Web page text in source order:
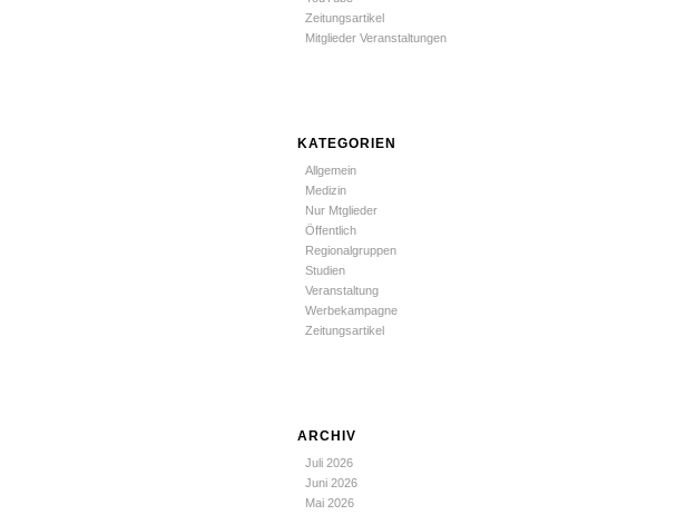
Zeitungsartikel
Mitglieder Veranstaltungen
KATEGORIEN
Allgemein
Medizin
Nur Mtglieder
Öffentlich
Regionalgruppen
Studien
Veranstaltung
Werbekampagne
Zeitungsartikel
ARCHIV
Juli 2026
Juni 2026
Mai 2026